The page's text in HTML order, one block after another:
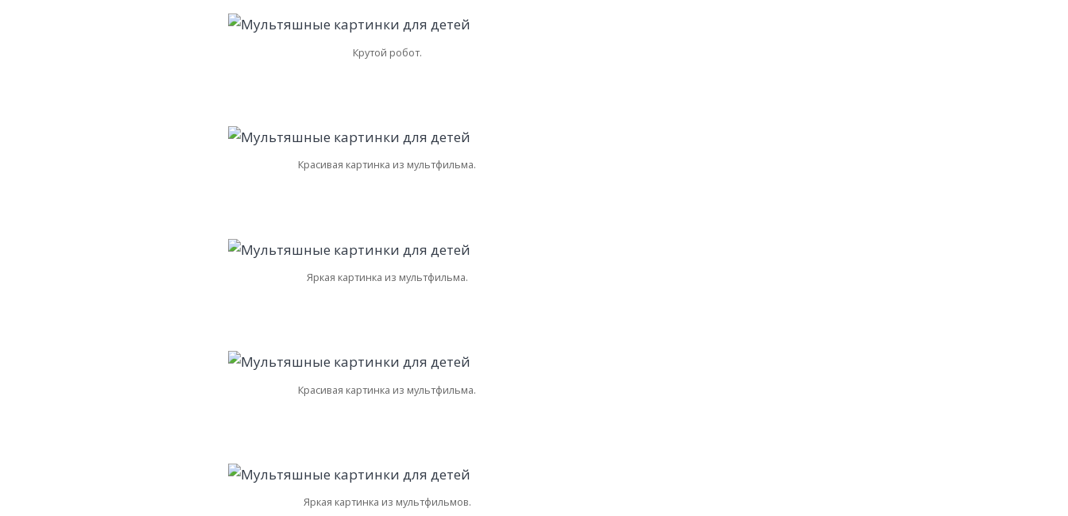
Крутой робот.
Красивая картинка из мультфильма.
Яркая картинка из мультфильма.
Красивая картинка из мультфильма.
Яркая картинка из мультфильмов.